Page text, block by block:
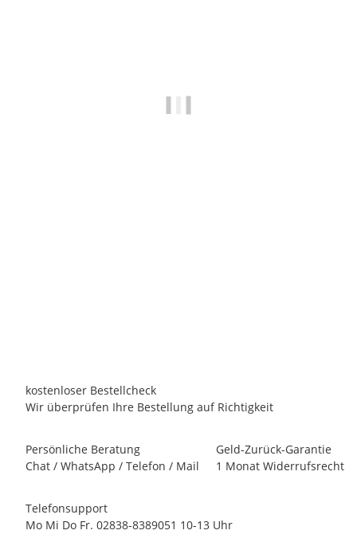
kostenloser Bestellcheck
Wir überprüfen Ihre Bestellung auf Richtigkeit
Persönliche Beratung
Chat / WhatsApp / Telefon / Mail
Geld-Zurück-Garantie
1 Monat Widerrufsrecht
Telefonsupport
Mo Mi Do Fr. 02838-8389051 10-13 Uhr